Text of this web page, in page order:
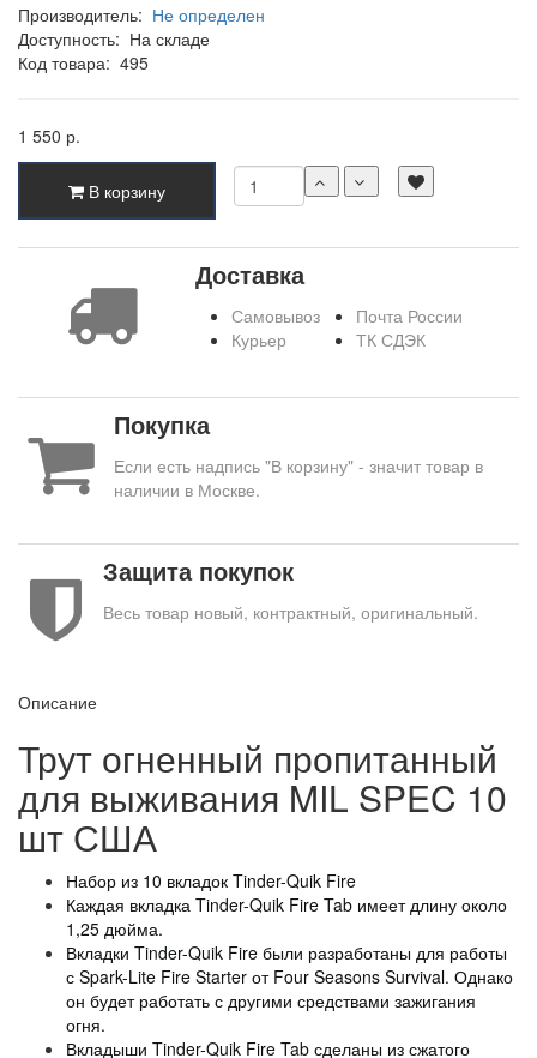
Производитель: Не определен
Доступность: На складе
Код товара: 495
1 550 р.
В корзину
Доставка
Самовывоз
Курьер
Почта России
ТК СДЭК
Покупка
Если есть надпись "В корзину" - значит товар в
наличии в Москве.
Защита покупок
Весь товар новый, контрактный, оригинальный.
Описание
Трут огненный пропитанный
для выживания MIL SPEC 10
шт США
Набор из 10 вкладок Tinder-Quik Fire
Каждая вкладка Tinder-Quik Fire Tab имеет длину около
1,25 дюйма.
Вкладки Tinder-Quik Fire были разработаны для работы
с Spark-Lite Fire Starter от Four Seasons Survival. Однако
он будет работать с другими средствами зажигания
огня.
Вкладыши Tinder-Quik Fire Tab сделаны из сжатого